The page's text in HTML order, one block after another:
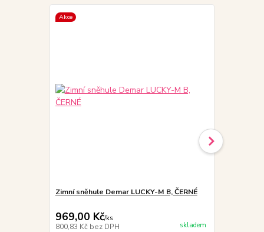
Akce
Zimní sněhule Demar LUCKY-M B, ČERNÉ
969,00 Kč/ks
800,83 Kč bez DPH skladem